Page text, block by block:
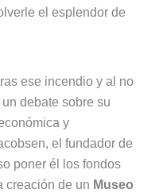
el esplendor de
ese incendio y al no
debate sobre su
y
el fundador de
poner él los fondos
creación de un Museo